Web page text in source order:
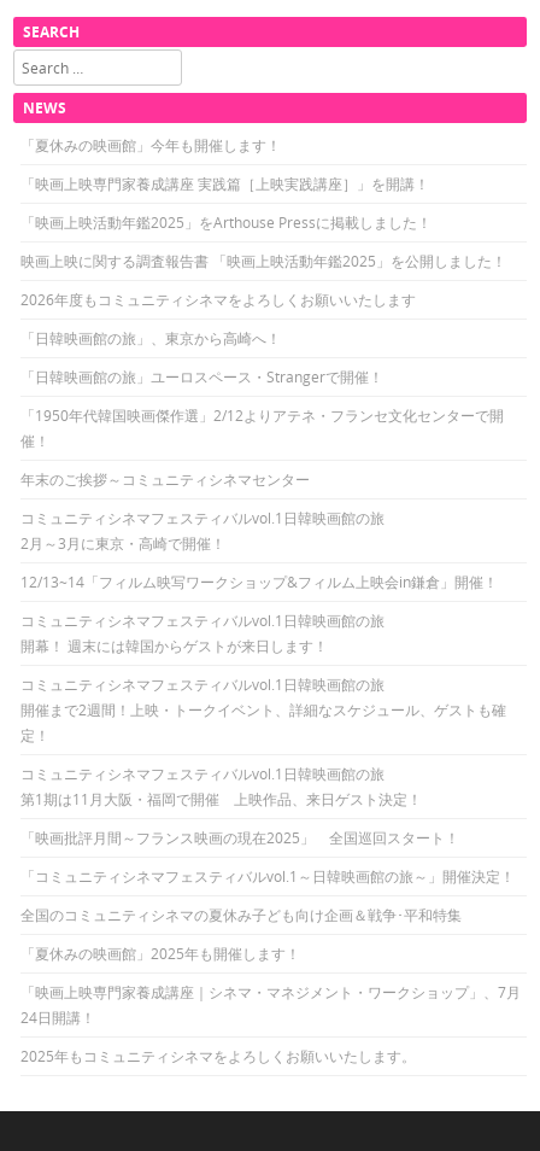
SEARCH
Search
NEWS
「夏休みの映画館」今年も開催します！
「映画上映専門家養成講座 実践篇［上映実践講座］」を開講！
「映画上映活動年鑑2025」をArthouse Pressに掲載しました！
映画上映に関する調査報告書 「映画上映活動年鑑2025」を公開しました！
2026年度もコミュニティシネマをよろしくお願いいたします
「日韓映画館の旅」、東京から高崎へ！
「日韓映画館の旅」ユーロスペース・Strangerで開催！
「1950年代韓国映画傑作選」2/12よりアテネ・フランセ文化センターで開
催！
年末のご挨拶～コミュニティシネマセンター
コミュニティシネマフェスティバルvol.1日韓映画館の旅
2月～3月に東京・高崎で開催！
12/13~14「フィルム映写ワークショップ&フィルム上映会in鎌倉」開催！
コミュニティシネマフェスティバルvol.1日韓映画館の旅
開幕！ 週末には韓国からゲストが来日します！
コミュニティシネマフェスティバルvol.1日韓映画館の旅
開催まで2週間！上映・トークイベント、詳細なスケジュール、ゲストも確
定！
コミュニティシネマフェスティバルvol.1日韓映画館の旅
第1期は11月大阪・福岡で開催 上映作品、来日ゲスト決定！
「映画批評月間～フランス映画の現在2025」 全国巡回スタート！
「コミュニティシネマフェスティバルvol.1～日韓映画館の旅～」開催決定！
全国のコミュニティシネマの夏休み子ども向け企画＆戦争･平和特集
「夏休みの映画館」2025年も開催します！
「映画上映専門家養成講座｜シネマ・マネジメント・ワークショップ」、7月
24日開講！
2025年もコミュニティシネマをよろしくお願いいたします。